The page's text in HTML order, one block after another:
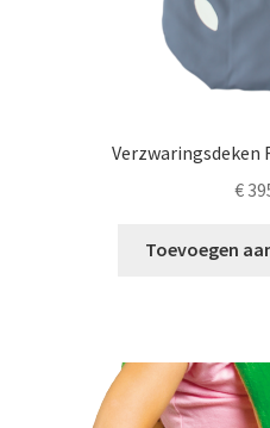
Verzwaringsdeken
€
Toevoegen